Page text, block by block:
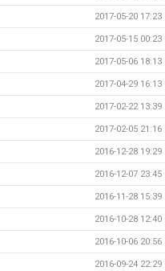
2017-05-20 17:23
2017-05-15 00:23
2017-05-06 18:13
2017-04-29 16:13
2017-02-22 13:39
2017-02-05 21:16
2016-12-28 19:29
2016-12-07 23:45
2016-11-28 15:39
2016-10-28 12:40
2016-10-06 20:56
2016-09-24 22:29